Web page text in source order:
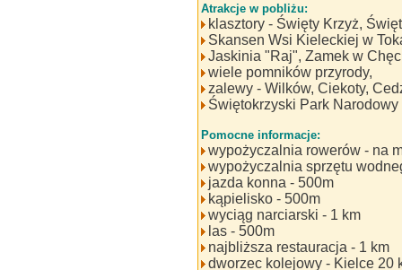
Atrakcje w pobliżu:
klasztory - Święty Krzyż,
Skansen Wsi Kieleckiej w
Jaskinia "Raj", Zamek w
wiele pomników przyrody,
zalewy - Wilków, Ciekoty,
Świętokrzyski Park Narodowy
Pomocne informacje:
wypożyczalnia rowerów - na
wypożyczalnia sprzętu
jazda konna - 500m
kąpielisko - 500m
wyciąg narciarski - 1 km
las - 500m
najbliższa restauracja - 1 km
dworzec kolejowy - Kielce 20